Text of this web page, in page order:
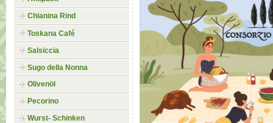
Chianina Rind
Toskana Café
Salsiccia
Sugo della Nonna
Olivenöl
Pecorino
Wurst- Schinken